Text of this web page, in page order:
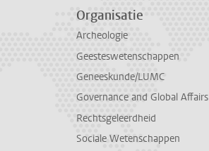
Organisatie
Archeologie
Geesteswetenschappen
Geneeskunde/LUMC
Governance and Global Affairs
Rechtsgeleerdheid
Sociale Wetenschappen